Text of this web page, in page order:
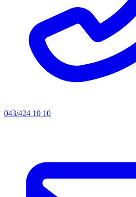
043/424 10 10